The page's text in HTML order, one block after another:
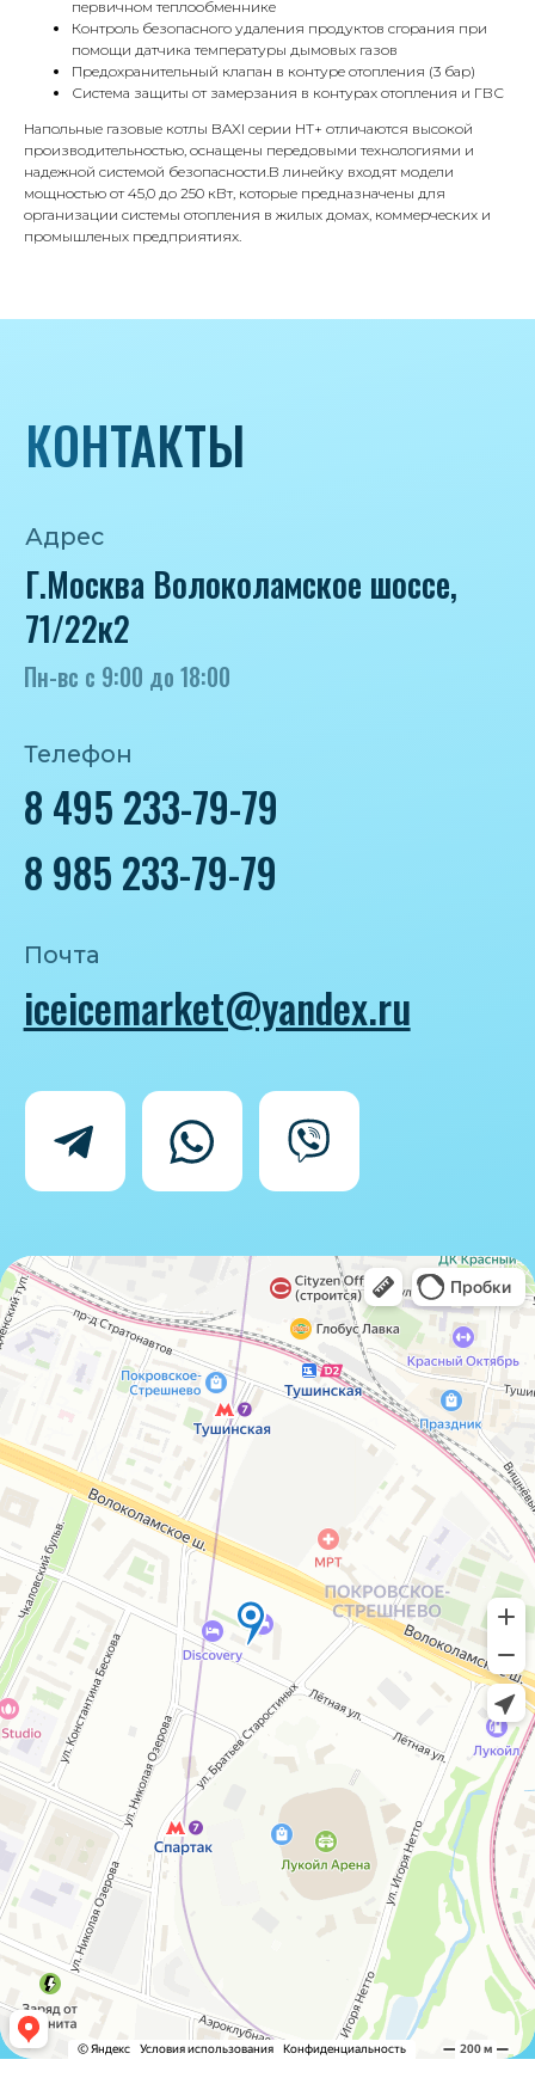
первичном теплообменнике
Контроль безопасного удаления продуктов сгорания при
помощи датчика температуры дымовых газов
Предохранительный клапан в контуре отопления (3 бар)
Система защиты от замерзания в контурах отопления и ГВС
Напольные газовые котлы BAXI серии HT+ отличаются высокой
производительностью, оснащены передовыми технологиями и
надежной системой безопасности.В линейку входят модели
мощностью от 45,0 до 250 кВт, которые предназначены для
организации системы отопления в жилых домах, коммерческих и
промышленых предприятиях.
iceicemarket@yandex.ru
Политика конфиденциальности
данных
IceIceMarket © 2025